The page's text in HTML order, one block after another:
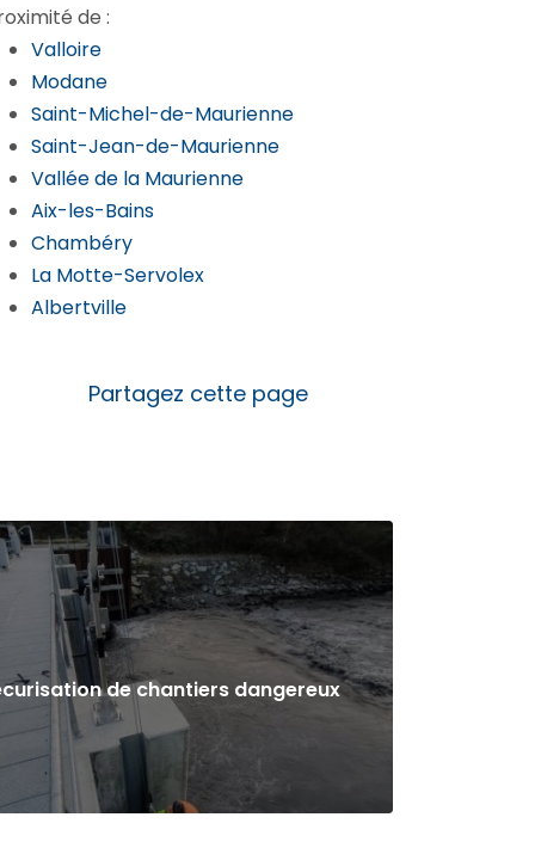
de :
Valloire
Modane
Saint-Michel-de-Maurienne
Saint-Jean-de-Maurienne
Vallée de la Maurienne
Aix-les-Bains
Chambéry
La Motte-Servolex
Albertville
de chantiers dangereux